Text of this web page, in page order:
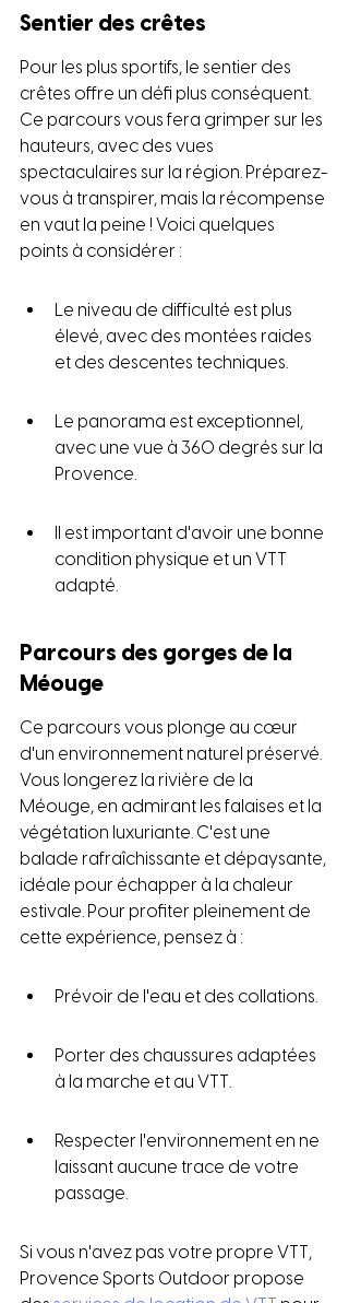
Sentier des crêtes
Pour les plus sportifs, le sentier des
crêtes offre un défi plus conséquent.
Ce parcours vous fera grimper sur les
hauteurs, avec des vues
spectaculaires sur la région. Préparez-
vous à transpirer, mais la récompense
en vaut la peine ! Voici quelques
points à considérer :
Le niveau de difficulté est plus
élevé, avec des montées raides
et des descentes techniques.
Le panorama est exceptionnel,
avec une vue à 360 degrés sur la
Provence.
Il est important d'avoir une bonne
condition physique et un VTT
adapté.
Parcours des gorges de la
Méouge
Ce parcours vous plonge au cœur
d'un environnement naturel préservé.
Vous longerez la rivière de la
Méouge, en admirant les falaises et la
végétation luxuriante. C'est une
balade rafraîchissante et dépaysante,
idéale pour échapper à la chaleur
estivale. Pour profiter pleinement de
cette expérience, pensez à :
Prévoir de l'eau et des collations.
Porter des chaussures adaptées
à la marche et au VTT.
Respecter l'environnement en ne
laissant aucune trace de votre
passage.
Si vous n'avez pas votre propre VTT,
Provence Sports Outdoor propose